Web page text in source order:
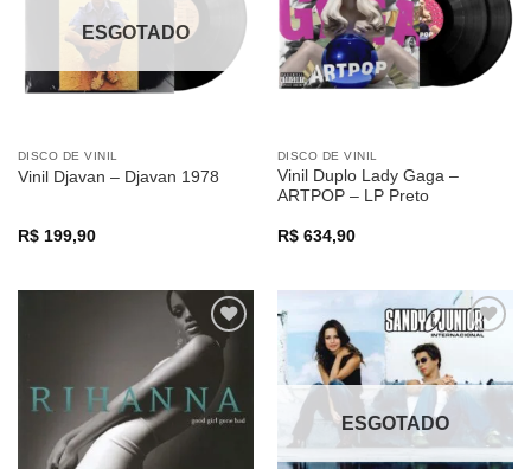
ESGOTADO
DISCO DE VINIL
Vinil Djavan – Djavan 1978
R$199,90
DISCO DE VINIL
Vinil Duplo Lady Gaga –
ARTPOP – LP Preto
R$634,90
Adicionar
a lista de
Adicionar
a lista de
desejos
ESGOTADO